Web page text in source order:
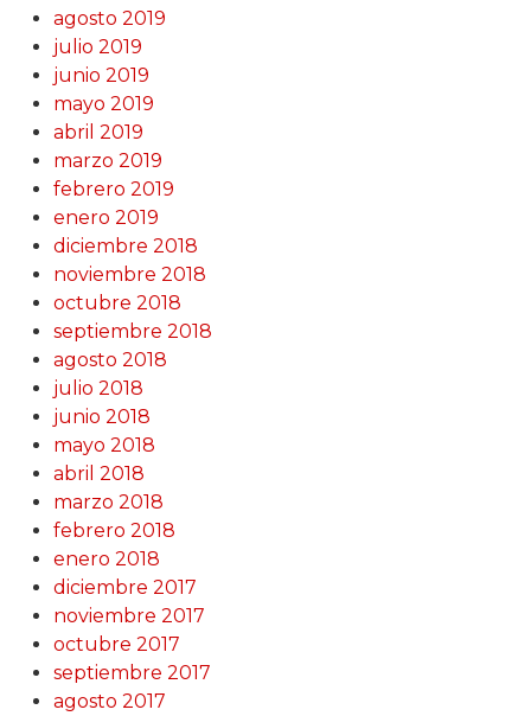
agosto 2019
julio 2019
junio 2019
mayo 2019
abril 2019
marzo 2019
febrero 2019
enero 2019
diciembre 2018
noviembre 2018
octubre 2018
septiembre 2018
agosto 2018
julio 2018
junio 2018
mayo 2018
abril 2018
marzo 2018
febrero 2018
enero 2018
diciembre 2017
noviembre 2017
octubre 2017
septiembre 2017
agosto 2017